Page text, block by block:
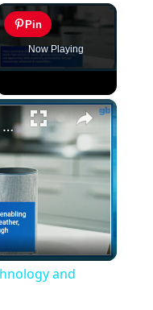
Pin
Now Playing
×
The Rise of Smart Home Technology and Connected Devices
and